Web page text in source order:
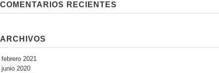
COMENTARIOS RECIENTES
ARCHIVOS
febrero 2021
junio 2020